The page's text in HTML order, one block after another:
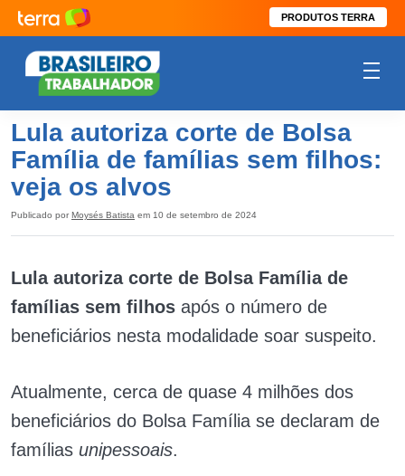
PRODUTOS TERRA
Lula autoriza corte de Bolsa
Família de famílias sem filhos:
veja os alvos
Publicado por Moysés Batista em 10 de setembro de 2024
Lula autoriza corte de Bolsa Família de
famílias sem filhos após o número de
beneficiários nesta modalidade soar suspeito.
Atualmente, cerca de quase 4 milhões dos
beneficiários do Bolsa Família se declaram de
famílias unipessoais.